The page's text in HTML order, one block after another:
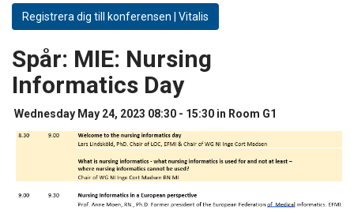
Registrera dig till konferensen | Vitalis
Spår: MIE: Nursing
Informatics Day
Wednesday May 24, 2023 08:30 - 15:30 in Room G1